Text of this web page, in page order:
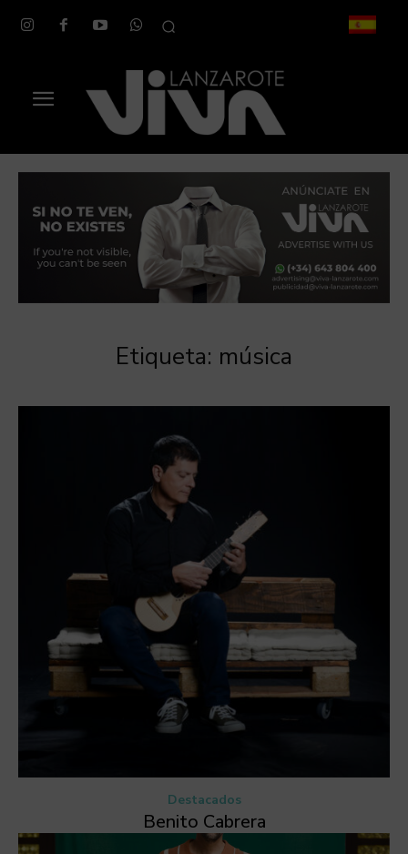
Etiqueta: música
Destacados
Benito Cabrera